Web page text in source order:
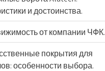
и достоинства.
от компании ЧФК.
покрытия для
особенности выбора.